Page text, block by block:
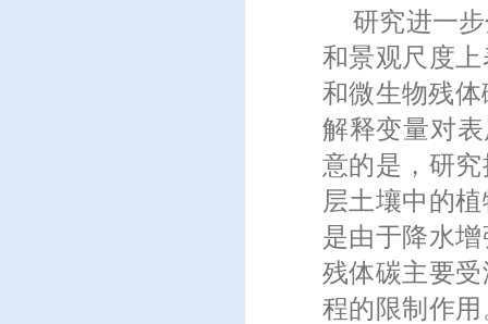
研究进一
和景观尺度
和微生物残
解释变量对
意的是，研
层土壤中的
是由于降水
残体碳主要
程的限制作